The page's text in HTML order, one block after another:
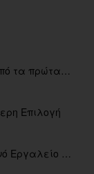
Η διαδρομή μας στο άτμισμα – Από τα πρώτα eGo έως τη σύγχρονη εποχή
Επιλογή
Το Ηλεκτρονικό Τσιγάρο Ένα Ικανό Εργαλείο για τη Διακοπή του Καπνίσματος